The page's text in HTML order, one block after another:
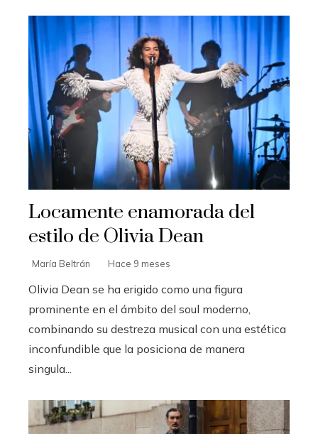
Locamente enamorada del
estilo de Olivia Dean
María Beltrán Hace 9 meses
Olivia Dean se ha erigido como una figura
prominente en el ámbito del soul moderno,
combinando su destreza musical con una estética
inconfundible que la posiciona de manera
singula...